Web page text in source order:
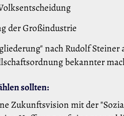
der Großindustrie
nach Rudolf Steiner
bekannter
sollten:
Zukunftsvision mit der